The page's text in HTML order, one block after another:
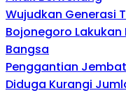
Wujudkan Generasi
Bojonegoro
Bangsa
Penggantian
Diduga Kurangi